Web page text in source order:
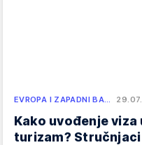
EVROPA I ZAPADNI BA…
Kako uvođenje
turizam?